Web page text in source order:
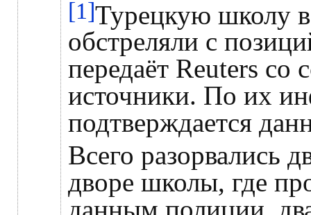
[1]Турецкую школу
обстреляли с
передаёт Reuters со
источники. По их
подтверждается
Всего разорвались
дворе школы, где